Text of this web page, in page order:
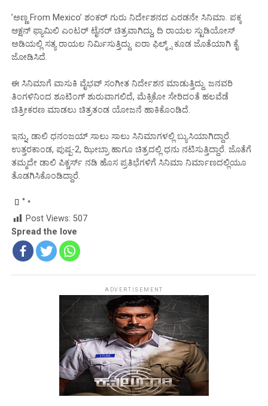
’ಅಣ್ಣ From Mexico’ ಶಂಕರ್ ಗುರು ನಿರ್ದೇಶನದ ಎರಡನೇ ಸಿನಿಮಾ. ಪಕ್ಕ
ಆಕ್ಷನ್ ಫ್ಯಾಮಿಲಿ ಎಂಟರ್ ಟೈನರ್ ಚಿತ್ರವಾಗಿದ್ದು, ದಿ ರಾಯಲ ಸ್ಟುಡಿಯೋಸ್
ಅಡಿಯಲ್ಲಿ ಸತ್ಯ ರಾಯಲ ನಿರ್ಮಿಸುತ್ತಿದ್ದು. ಐರಾ ಫಿಲ್ಮ್ಸ್ ಕೂಡ ಜೊತೆಯಾಗಿ ಕೈ
ಜೋಡಿಸಿದೆ.
ಈ ಸಿನಿಮಾಗೆ ವಾಸುಕಿ ವೈಭವ್ ಸಂಗೀತ ನಿರ್ದೇಶನ ಮಾಡುತ್ತಿದ್ದು. ಜನವರಿ
ತಿಂಗಳಿನಿಂದ ಶೂಟಿಂಗ್ ಶುರುವಾಗಲಿದೆ, ಮೆಕ್ಸಿಕೋ ಸೇರಿದಂತೆ ಹಲವೆಡೆ
ಚಿತ್ರೀಕರಣ ಮಾಡಲು ಚಿತ್ರತಂಡ ಯೋಜನೆ ಹಾಕಿಕೊಂಡಿದೆ.
ಇನ್ನು, ಡಾಲಿ ಧನಂಜಯ್ ಸಾಲು ಸಾಲು ಸಿನಿಮಾಗಳಲ್ಲಿ ಬ್ಯುಸಿಯಾಗಿದ್ದಾರೆ.
ಉತ್ತರಕಾಂಡ, ಪುಷ್ಪ-2, ಝೀಬ್ರಾ ಹಾಗೂ ಚಿತ್ರದಲ್ಲಿ ಧನು ನಟಿಸುತ್ತಿದ್ದಾರೆ. ಜೊತೆಗೆ
ತಮ್ಮದೇ ಡಾಲಿ ಪಿಕ್ಚರ್ಸ್ ನಡಿ ಹೊಸ ಪ್ರತಿಭೆಗಳಿಗೆ ಸಿನಿಮಾ ನಿರ್ಮಾಣದಲ್ಲಿಯೂ
ತೊಡಗಿಸಿಕೊಂಡಿದ್ದಾರೆ.
Post Views: 507
Spread the love
ADVERTISEMENT